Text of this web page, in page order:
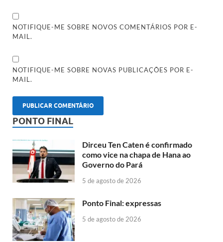
NOTIFIQUE-ME SOBRE NOVOS COMENTÁRIOS POR E-
MAIL.
NOTIFIQUE-ME SOBRE NOVAS PUBLICAÇÕES POR E-
MAIL.
PONTO FINAL
Dirceu Ten Caten é confirmado
como vice na chapa de Hana ao
Governo do Pará
5 de agosto de 2026
Ponto Final: expressas
5 de agosto de 2026